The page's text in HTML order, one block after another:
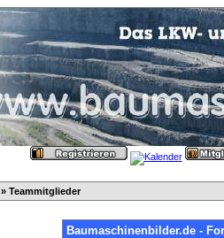
» Teammitglieder
Baumaschinenbilder.de -